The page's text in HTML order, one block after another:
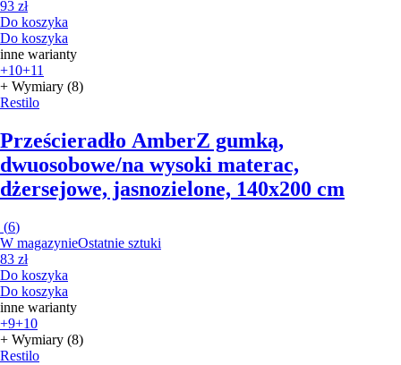
93 zł
Do koszyka
Do koszyka
inne warianty
+10+11
+ Wymiary (8)
Restilo
Prześcieradło AmberZ gumką,
dwuosobowe/na wysoki materac,
dżersejowe, jasnozielone, 140x200 cm
(6)
W magazynieOstatnie sztuki
83 zł
Do koszyka
Do koszyka
inne warianty
+9+10
+ Wymiary (8)
Restilo